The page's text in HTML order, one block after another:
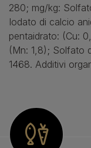
280; mg/kg:
Iodato di calcio
pentaidrato: (Cu:
(Mn: 1,8); Solfato
1468. Additivi